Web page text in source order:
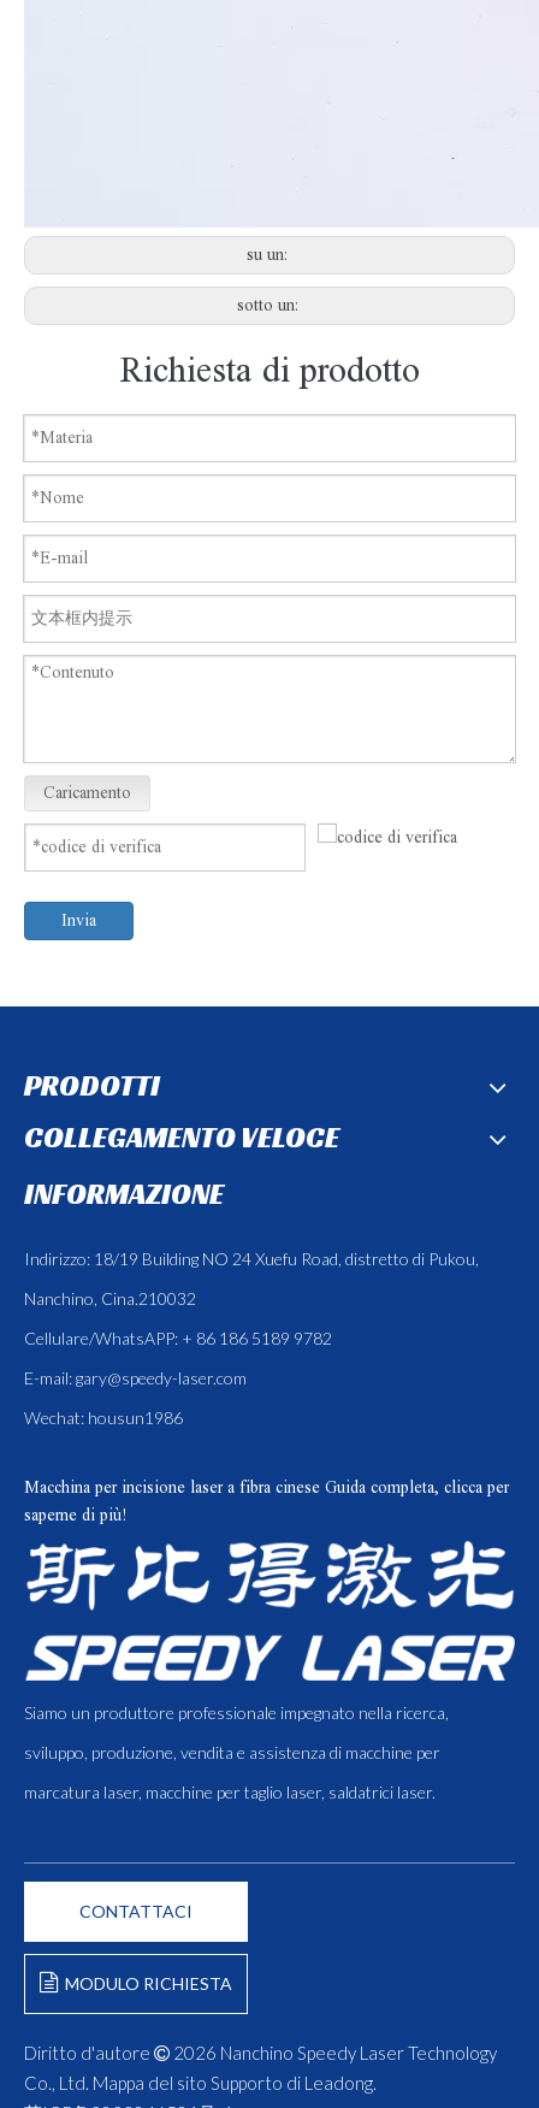
su un:
sotto un:
Richiesta di prodotto
Caricamento
Invia
PRODOTTI
COLLEGAMENTO VELOCE
INFORMAZIONE
Indirizzo: 18/19 Building NO 24 Xuefu Road, distretto di Pukou,
Nanchino, Cina.210032
Cellulare/WhatsAPP: + 86 186 5189 9782
E-mail:gary@speedy-laser.com
Wechat: housun1986
Macchina per incisione laser a fibra cinese Guida completa, clicca per
saperne di più!
Siamo un produttore professionale impegnato nella ricerca,
sviluppo, produzione, vendita e assistenza di macchine per
marcatura laser, macchine per taglio laser, saldatrici laser.
CONTATTACI
MODULO RICHIESTA
Diritto d'autore  2026 Nanchino Speedy Laser Technology
Co., Ltd. Mappa del sito Supporto di Leadong.